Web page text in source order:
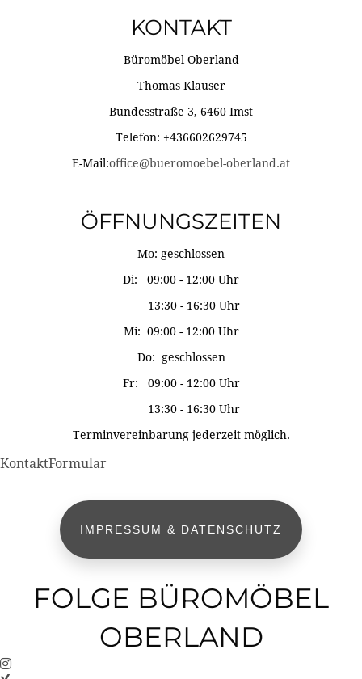
KONTAKT
Büromöbel Oberland
Thomas Klauser
Bundesstraße 3, 6460 Imst
Telefon: +436602629745
E-Mail:office@bueromoebel-oberland.at
ÖFFNUNGSZEITEN
Mo: geschlossen
Di: 09:00 - 12:00 Uhr
13:30 - 16:30 Uhr
Mi: 09:00 - 12:00 Uhr
Do: geschlossen
Fr: 09:00 - 12:00 Uhr
13:30 - 16:30 Uhr
Terminvereinbarung jederzeit möglich.
KontaktFormular
IMPRESSUM & DATENSCHUTZ
FOLGE BÜROMÖBEL
OBERLAND